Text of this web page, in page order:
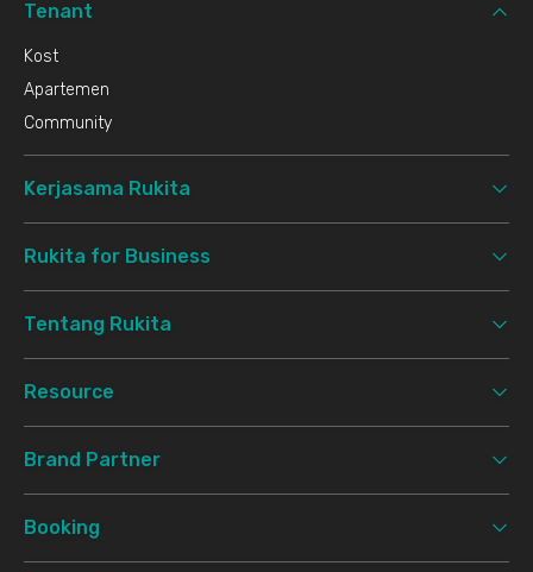
Tenant
Kost
Apartemen
Community
Kerjasama Rukita
Rukita for Business
Tentang Rukita
Resource
Brand Partner
Booking